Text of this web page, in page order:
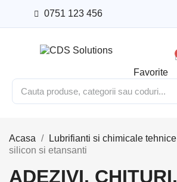
0751 123 456
Favorite
Acasa Lubrifianti si chimicale tehnice
silicon si etansanti
ADEZIVI, CHITURI,